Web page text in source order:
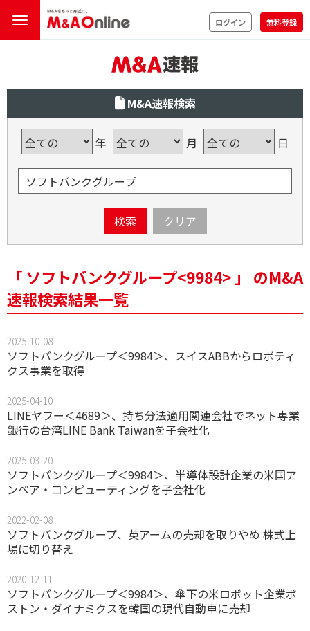
ログイン 無料登録
M&A速報検索
年 月 日
検索 クリア
「 ソフトバンクグループ<9984> 」 のM&A
速報検索結果一覧
2025-10-08
ソフトバンクグループ＜9984＞、スイスABBからロボティ
クス事業を取得
2025-04-10
LINEヤフー＜4689＞、持ち分法適用関連会社でネット専業
銀行の台湾LINE Bank Taiwanを子会社化
2025-03-20
ソフトバンクグループ＜9984＞、半導体設計企業の米国ア
ンペア・コンピューティングを子会社化
2022-02-08
ソフトバンクグループ、英アームの売却を取りやめ 株式上
場に切り替え
2020-12-11
ソフトバンクグループ＜9984＞、傘下の米ロボット企業ボ
ストン・ダイナミクスを韓国の現代自動車に売却